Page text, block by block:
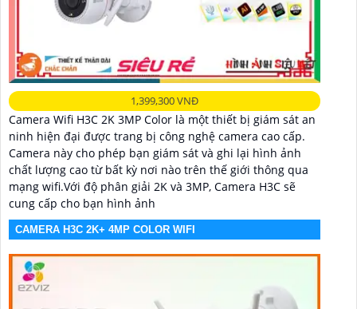
1,399,300 VNĐ
Camera Wifi H3C 2K 3MP Color là một thiết bị giám sát an
ninh hiện đại được trang bị công nghệ camera cao cấp.
Camera này cho phép bạn giám sát và ghi lại hình ảnh
chất lượng cao từ bất kỳ nơi nào trên thế giới thông qua
mạng wifi.Với độ phân giải 2K và 3MP, Camera H3C sẽ
cung cấp cho bạn hình ảnh
CAMERA H3C 2K+ 4MP COLOR WIFI